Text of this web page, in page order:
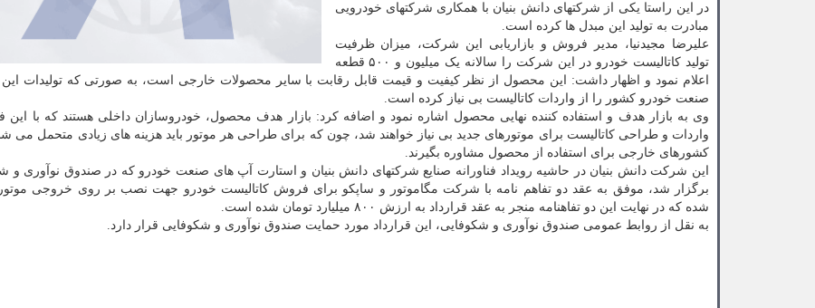
در این راستا یکی از شرکتهای دانش بنیان با همکاری شرکتهای خودرویی
مبادرت به تولید این مبدل ها کرده است.
علیرضا مجیدنیا، مدیر فروش و بازاریابی این شرکت، میزان ظرفیت
تولید کاتالیست خودرو در این شرکت را سالانه یک میلیون و ۵۰۰ قطعه
اعلام نمود و اظهار داشت: این محصول از نظر کیفیت و قیمت قابل رقابت با سایر محصولات خارجی است، به صورتی که تولیدات
صنعت خودرو کشور را از واردات کاتالیست بی نیاز کرده است.
وی به بازار هدف و استفاده کننده نهایی محصول اشاره نمود و اضافه کرد: بازار هدف محصول، خودروسازان داخلی هستند که با این
واردات و طراحی کاتالیست برای موتورهای جدید بی نیاز خواهند شد، چون که برای طراحی هر موتور باید هزینه های زیادی متحمل می
کشورهای خارجی برای استفاده از محصول مشاوره بگیرند.
این شرکت دانش بنیان در حاشیه رویداد فناورانه صنایع شرکتهای دانش بنیان و استارت آپ های صنعت خودرو که در صندوق نوآوری و
برگزار شد، موفق به عقد دو تفاهم نامه با شرکت مگاموتور و ساپکو برای فروش کاتالیست خودرو جهت نصب بر روی خروجی
شده که در نهایت این دو تفاهنامه منجر به عقد قرارداد به ارزش ۸۰۰ میلیارد تومان شده است.
به نقل از روابط عمومی صندوق نوآوری و شکوفایی، این قرارداد مورد حمایت صندوق نوآوری و شکوفایی قرار دارد.